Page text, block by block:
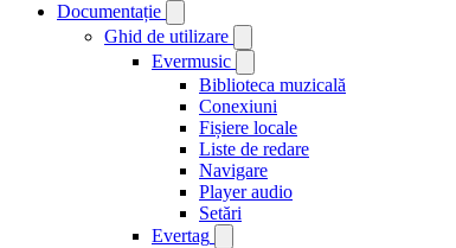
Documentație
Ghid de utilizare
Evermusic
Biblioteca muzicală
Conexiuni
Fișiere locale
Liste de redare
Navigare
Player audio
Setări
Evertag